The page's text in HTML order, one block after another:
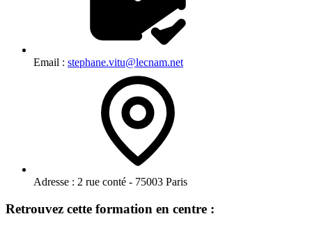
Email : stephane.vitu@lecnam.net
Adresse : 2 rue conté - 75003 Paris
Retrouvez cette formation en centre :